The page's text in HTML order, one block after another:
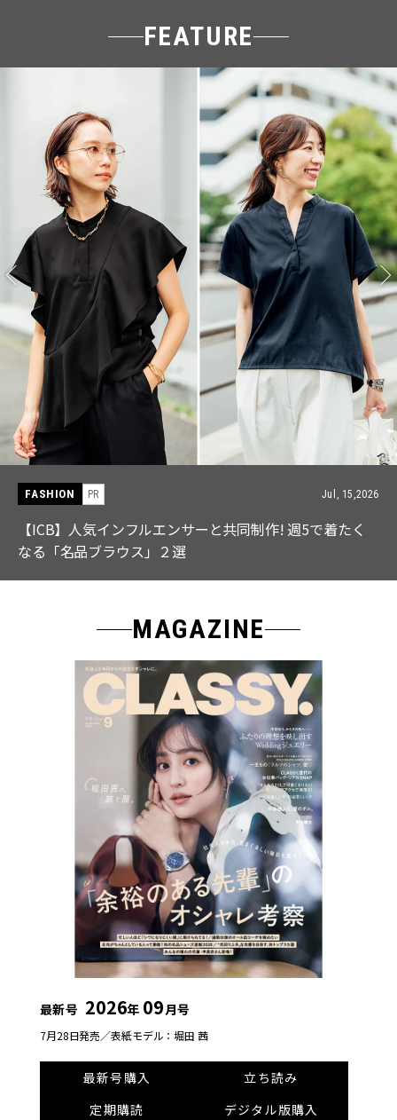
FEATURE
FASHION PR Jul, 15,2026
【ICB】人気インフルエンサーと共同制作! 週5で着たく
なる「名品ブラウス」２選
MAGAZINE
最新号 2026年 09月号
7月28日発売／表紙モデル：堀田 茜
最新号購入
立ち読み
定期購読
デジタル版購入